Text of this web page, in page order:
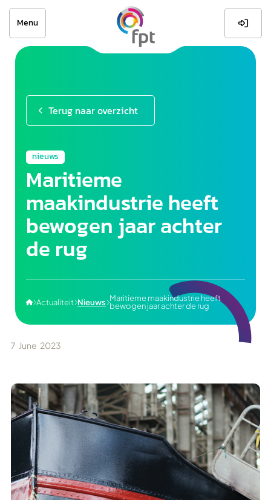
Menu 
Terug naar overzicht
nieuws
Maritieme
maakindustrie heeft
bewogen jaar achter
de rug
Actualiteit Nieuws Maritieme maakindustrie heeft
bewogen jaar achter de rug
7 June 2023